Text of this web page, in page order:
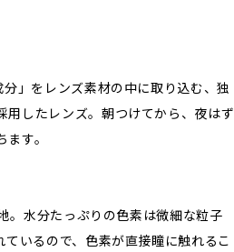
」をレンズ素材の中に取り込む、独
用したレンズ。朝つけてから、夜はず
す。
。水分たっぷりの色素は微細な粒子
いるので、色素が直接瞳に触れるこ